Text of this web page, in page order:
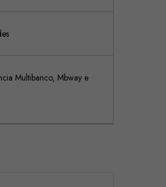
Multibanco, Mbway e